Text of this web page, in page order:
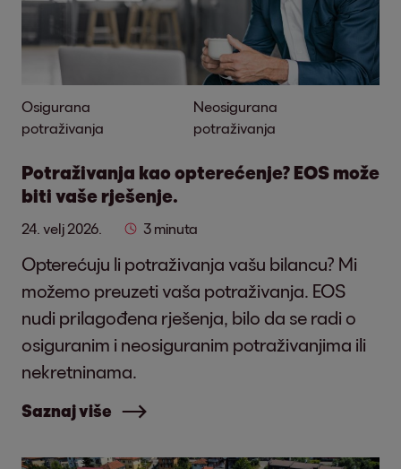
Osigurana
potraživanja
Neosigurana
potraživanja
Potraživanja kao opterećenje? EOS može
biti vaše rješenje.
24. velj 2026. 3 minuta
Opterećuju li potraživanja vašu bilancu? Mi
možemo preuzeti vaša potraživanja. EOS
nudi prilagođena rješenja, bilo da se radi o
osiguranim i neosiguranim potraživanjima ili
nekretninama.
Saznaj više